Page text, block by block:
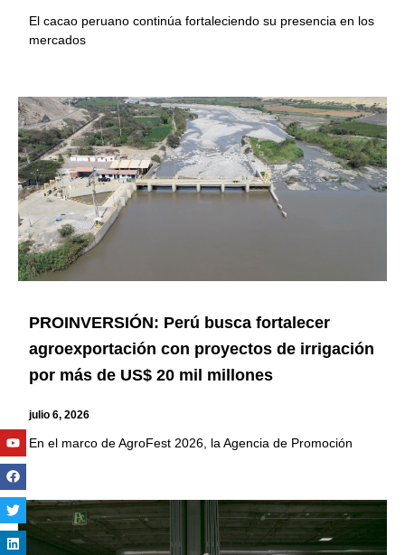
El cacao peruano continúa fortaleciendo su presencia en los
mercados
PROINVERSIÓN: Perú busca fortalecer
agroexportación con proyectos de irrigación
por más de US$ 20 mil millones
julio 6, 2026
En el marco de AgroFest 2026, la Agencia de Promoción
Youtube
Facebook
Twitter
Linkedin
Instagram